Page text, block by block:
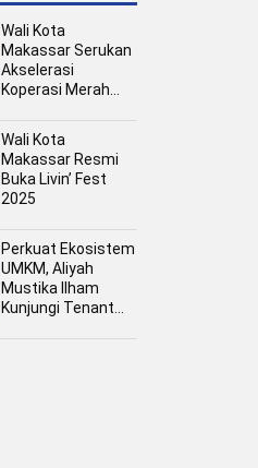
Wali Kota
Makassar Serukan
Akselerasi
Koperasi Merah
Program Presiden
Prabowo
Wali Kota
Makassar Resmi
Buka Livin’ Fest
2025
Perkuat Ekosistem
UMKM, Aliyah
Mustika Ilham
Kunjungi Tenant